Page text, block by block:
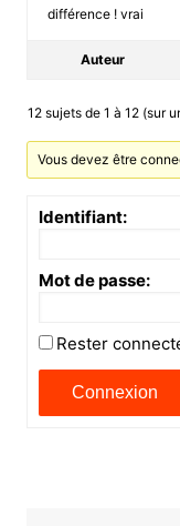
différence ! vrai
Auteur
12 sujets de 1 à 12 (sur
Vous devez être
Identifiant:
Mot de passe:
Rester
Connexion